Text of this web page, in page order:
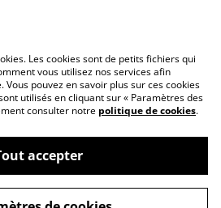
Conditions
Politique de cookies
Les cookies sont de petits fichiers qui
vous utilisez nos services afin
pouvez en savoir plus sur ces cookies
utilisés en cliquant sur « Paramètres des
consulter notre politique de cookies.
accepter